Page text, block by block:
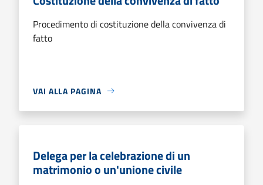
Procedimento di costituzione della convivenza di
fatto
VAI ALLA PAGINA
Delega per la celebrazione di un
matrimonio o un'unione civile